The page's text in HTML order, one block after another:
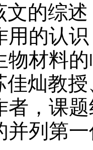
文的综
用的认
物材料
佳灿教
者，课
并列第